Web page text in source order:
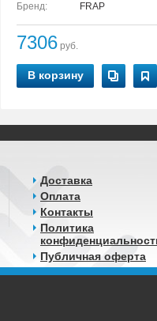
Бренд:
FRAP
7306 руб.
В корзину
Доставка
Оплата
Контакты
Политика
Публичная оферта